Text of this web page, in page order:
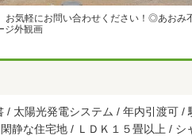
お気軽にお問い合わせください！◎あおみ
ジ外観画
/ 太陽光発電システム / 年内引渡可
静な住宅地 / ＬＤＫ１５畳以上 /